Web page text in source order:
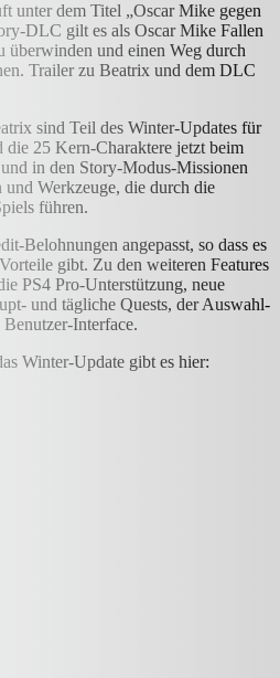
unter dem Titel „Oscar Mike gegen
DLC gilt es als Oscar Mike Fallen
überwinden und einen Weg durch
Trailer zu Beatrix und dem DLC
sind Teil des Winter-Updates für
die 25 Kern-Charaktere jetzt beim
und in den Story-Modus-Missionen
und Werkzeuge, die durch die
führen.
Belohnungen angepasst, so dass es
gibt. Zu den weiteren Features
PS4 Pro-Unterstützung, neue
und tägliche Quests, der Auswahl-
Benutzer-Interface.
Winter-Update gibt es hier: